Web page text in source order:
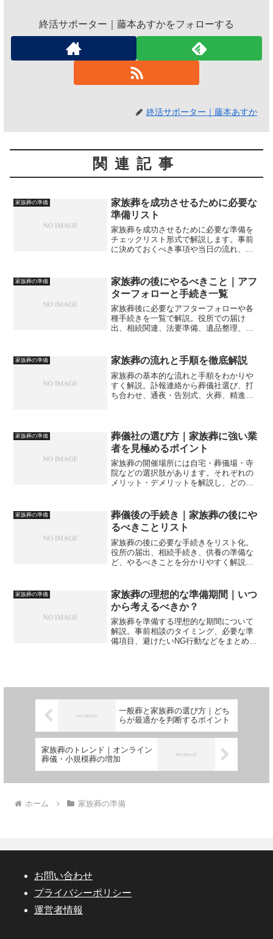
終活サポーター｜藤本あすかをフォローする
終活サポーター｜藤本あすか
関連記事
家族葬の準備
家族葬を成功させるために必要な
準備リスト
家族葬を成功させるために必要な準備を
チェックリスト形式で解説します。事前
に決めておくべき事項や当日の流れ、家
紹介します。
家族葬の準備
家族葬の後にやるべきこと｜アフ
ターフォローと手続き一覧
家族葬後に必要なアフターフォローや各
種手続きを一覧で解説。役所での届け
出、相続関連、法要準備、遺品整理、参
家族葬の準備 家族葬の流れと手順を徹底解説
家族葬の基本的な流れと手順をわかりや
すく解説。訃報連絡から葬儀社選び、打
ち合わせ、通夜・告別式、火葬、精進落
家族葬の準備
葬儀社の選び方｜家族葬に強い業
者を見極めるポイント
家族葬の開催場所には自宅・葬儀場・寺
院などの選択肢があります。それぞれの
メリット・デメリットを解説し、どの場
家族葬の準備
葬儀後の手続き｜家族葬の後にや
るべきことリスト
家族葬の後に必要な手続きをリスト化。
役所の届出、相続手続き、供養の準備な
ど、やるべきことを分かりやすく解説し
家族葬の準備
家族葬の理想的な準備期間｜いつ
から考えるべきか？
家族葬を準備する理想的な期間について
解説。事前相談のタイミング、必要な準
備項目、避けたいNG行動などをまとめ、
一般葬と家族葬の選び方｜どち
らが最適かを判断するポイント
家族葬のトレンド｜オンライン
葬儀・小規模葬の増加
ホーム 家族葬の準備
お問い合わせ
プライバシーポリシー
運営者情報